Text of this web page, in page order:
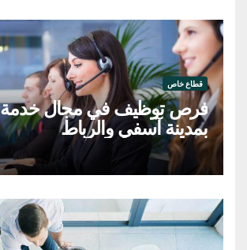
قطاع خاص
فرص توظيف في مجال خدمة
بمدينة آسفي والرباط